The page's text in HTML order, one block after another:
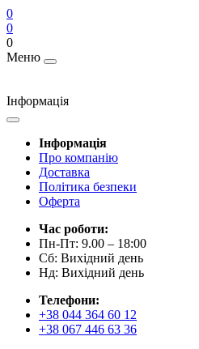
0
0
0
Меню
Інформація
Інформація
Про компанію
Доставка
Політика безпеки
Оферта
Час роботи:
Пн-Пт: 9.00 – 18:00
Сб: Вихідний день
Нд: Вихідний день
Телефони:
+38 044 364 60 12
+38 067 446 63 36